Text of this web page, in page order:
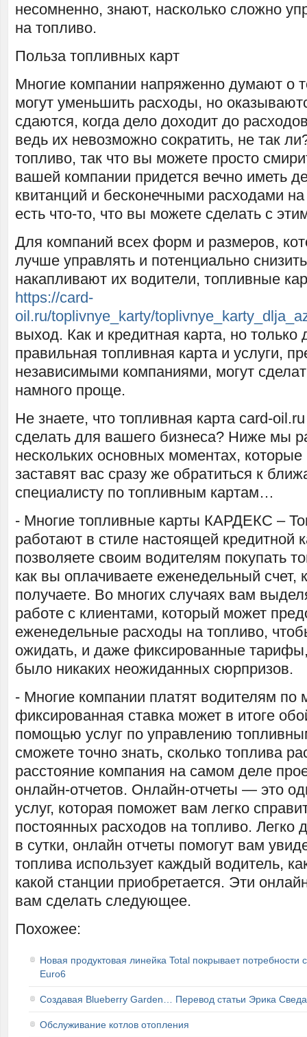
несомненно, знают, насколько сложно
на топливо.
Польза топливных карт
Многие компании напряженно думают о
могут уменьшить расходы, но
сдаются, когда дело доходит до
ведь их невозможно сократить, не так
топливо, так что вы можете просто
вашей компании придется вечно иметь
квитанций и бесконечными расходами
есть что-то, что вы можете сделать с
Для компаний всех форм и размеров,
лучше управлять и потенциально
накапливают их водители, топливные
https://card-
oil.ru/toplivnye_karty/
выход. Как и кредитная карта, но только
правильная топливная карта и услуги,
независимыми компаниями, могут
намного проще.
Не знаете, что топливная карта card-
сделать для вашего бизнеса? Ниже мы
нескольких основных моментах, которые
заставят вас сразу же обратиться к
специалисту по топливным картам…
- Многие топливные карты КАРДЕКС –
работают в стиле настоящей кредитной
позволяете своим водителям покупать
как вы оплачиваете еженедельный счет,
получаете. Во многих случаях вам
работе с клиентами, который может
еженедельные расходы на топливо,
ожидать, и даже фиксированные
было никаких неожиданных сюрпризов.
- Многие компании платят водителям по
фиксированная ставка может в итоге
помощью услуг по управлению
сможете точно знать, сколько топлива
расстояние компания на самом деле
онлайн-отчетов. Онлайн-отчеты — это
услуг, которая поможет вам легко
постоянных расходов на топливо. Легко
в сутки, онлайн отчеты помогут вам
топлива использует каждый водитель,
какой станции приобретается. Эти
вам сделать следующее.
Похожее:
Новая продуктовая линейка Total покрывает потребности
Euro6
Создавая Blueberry Garden… Перевод статьи Эрика
Обслуживание котлов отопления